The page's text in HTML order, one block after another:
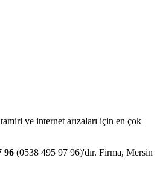
ve internet arızaları için en çok
96 (0538 495 97 96)'dır. Firma, Mersin